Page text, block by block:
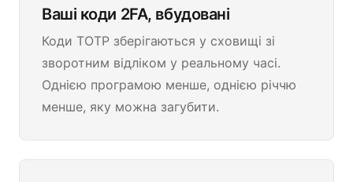
Ваші коди 2FA, вбудовані
Коди TOTP зберігаються у сховищі зі
зворотним відліком у реальному часі.
Однією програмою менше, однією річчю
менше, яку можна загубити.